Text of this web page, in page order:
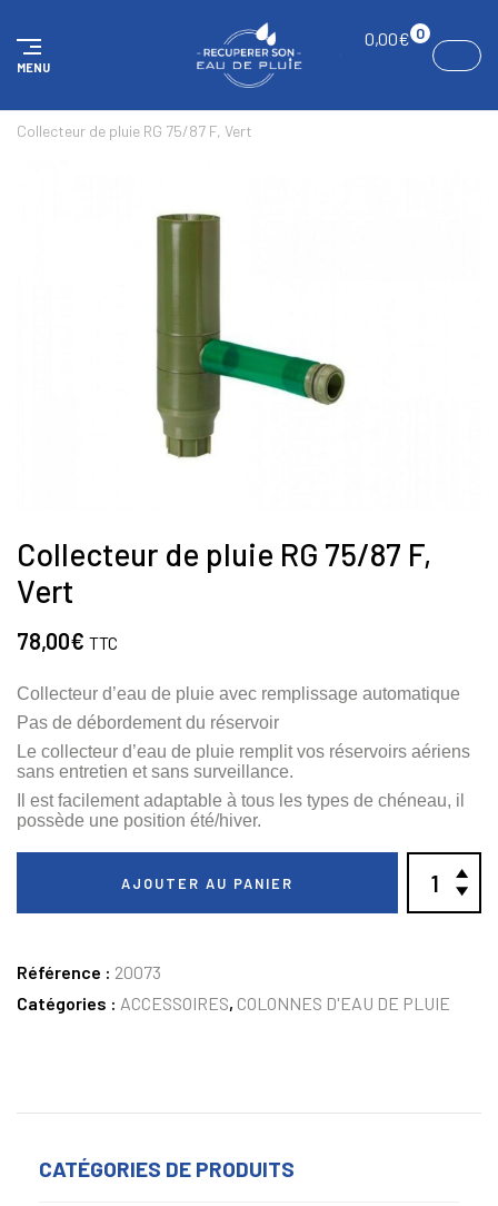
MENU
0,00€ 0
Collecteur de pluie RG 75/87 F, Vert
Collecteur de pluie RG 75/87 F,
Vert
78,00€ TTC
Collecteur d’eau de pluie avec remplissage automatique
Pas de débordement du réservoir
Le collecteur d’eau de pluie remplit vos réservoirs aériens
sans entretien et sans surveillance.
Il est facilement adaptable à tous les types de chéneau, il
possède une position été/hiver.
AJOUTER AU PANIER
Référence : 20073
Catégories : ACCESSOIRES, COLONNES D'EAU DE PLUIE
CATÉGORIES DE PRODUITS